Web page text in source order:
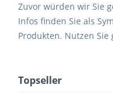
Zuvor würden wir Sie
Infos finden Sie als
Produkten. Nutzen Sie
Topseller